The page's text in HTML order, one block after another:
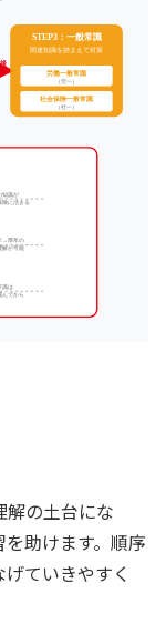
解の土台にな
助けます。順序
ていきやすく